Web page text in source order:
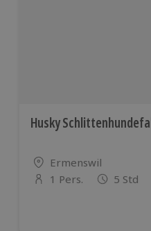
Husky
Standort
Ermenswil
Anzahl der Teilnehmer
1 Pers. 5 Std